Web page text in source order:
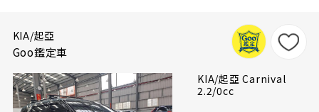
KIA/起亞
Goo鑑定車
KIA/起亞 Carnival
2.2/0cc